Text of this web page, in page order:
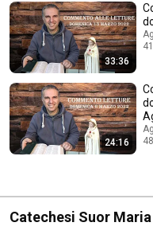
33:36
24:16
Catechesi Suor